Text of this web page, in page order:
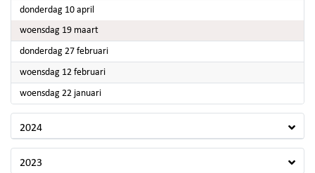
donderdag 10 april
woensdag 19 maart2025
donderdag 27 februari2025
woensdag 12 februari2025
woensdag 22 januari2025
2024
2023